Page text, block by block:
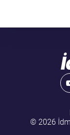
© 2026